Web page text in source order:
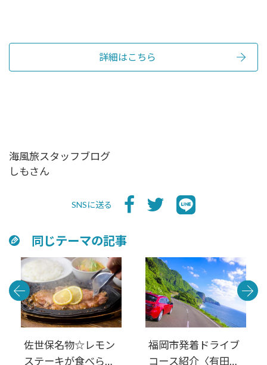
詳細はこちら
海風旅スタッフブログ
しもさん
SNSに送る
同じテーマの記事
佐世保名物☆レモン
ステーキが食べられ
福岡市発着ドライブ
コース紹介〈有田・